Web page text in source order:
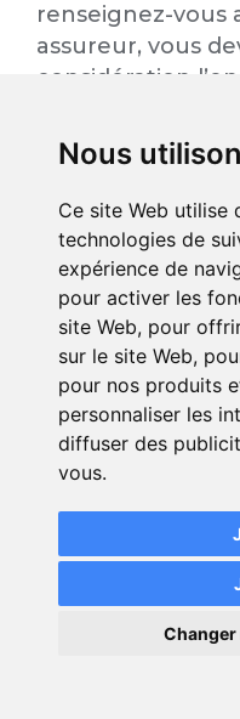
Nous
Ce site Web utilise
technologies de
expérience de
pour activer les
site Web, pour
sur le site Web,
pour nos produits
personnaliser les
diffuser des
vous.
Changer
renseignez-vous
assureur, vous
considération
courtier ou un
assurance.
vos attentes
mauvaises
Bon à
Si vous
l’habitant,
habitation
la
assureur.
La franchise et